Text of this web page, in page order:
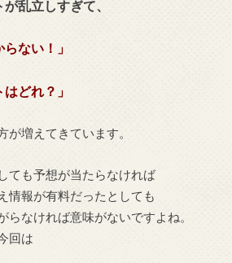
乱立しすぎて、
ない！」
どれ？」
が増えてきています。
ても予想が当たらなければ
情報が有料だったとしても
らなければ意味がないですよね。
回は